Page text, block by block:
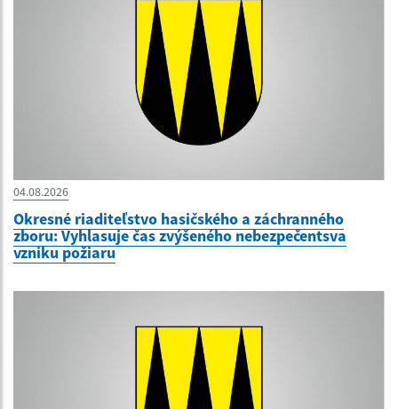
04.08.2026
Okresné riaditeľstvo hasičského a záchranného
zboru: Vyhlasuje čas zvýšeného nebezpečentsva
vzniku požiaru